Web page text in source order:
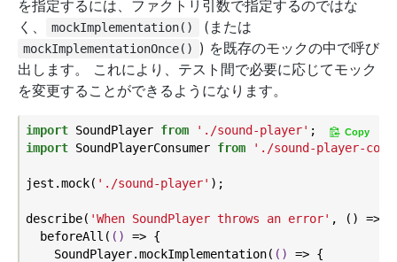
を指定するには、ファクトリ引数で指定するのではな
く、
mockImplementation() (または
mockImplementationOnce()
) を既存のモックの中で呼び
出します。 これにより、テスト間で必要に応じてモック
を変更することができるようになります。
import SoundPlayer from './sound-player'
import SoundPlayerConsumer from './sound-player-
jest.mock( './sound-player' );
describe( 'When SoundPlayer throws an error' , () => {
  beforeAll(
() => {
    SoundPlayer.mockImplementation(
() => {
Copy